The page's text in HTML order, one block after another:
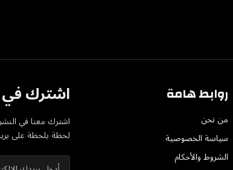
روابط هامة
من نحن
سياسة الخصوصية
الشروط والأحكام
اشترك في
اشترك معنا في
لحظة بلحظة على